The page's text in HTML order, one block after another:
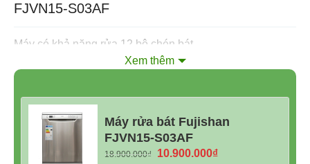
FJVN15-S03AF
Máy có khả năng rửa 12 bộ chén bát
Xem thêm
Máy rửa bát Fujishan
FJVN15-S03AF
18.900.000₫
Giá
10.900.000₫Giá